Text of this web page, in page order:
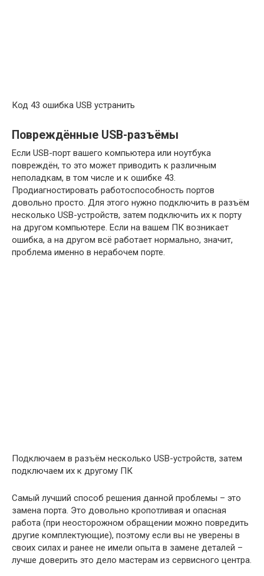
Код 43 ошибка USB устранить
Повреждённые USB-разъёмы
Если USB-порт вашего компьютера или ноутбука
повреждён, то это может приводить к различным
неполадкам, в том числе и к ошибке 43.
Продиагностировать работоспособность портов
довольно просто. Для этого нужно подключить в разъём
несколько USB-устройств, затем подключить их к порту
на другом компьютере. Если на вашем ПК возникает
ошибка, а на другом всё работает нормально, значит,
проблема именно в нерабочем порте.
Подключаем в разъём несколько USB-устройств, затем
подключаем их к другому ПК
Самый лучший способ решения данной проблемы – это
замена порта. Это довольно кропотливая и опасная
работа (при неосторожном обращении можно повредить
другие комплектующие), поэтому если вы не уверены в
своих силах и ранее не имели опыта в замене деталей –
лучше доверить это дело мастерам из сервисного центра.